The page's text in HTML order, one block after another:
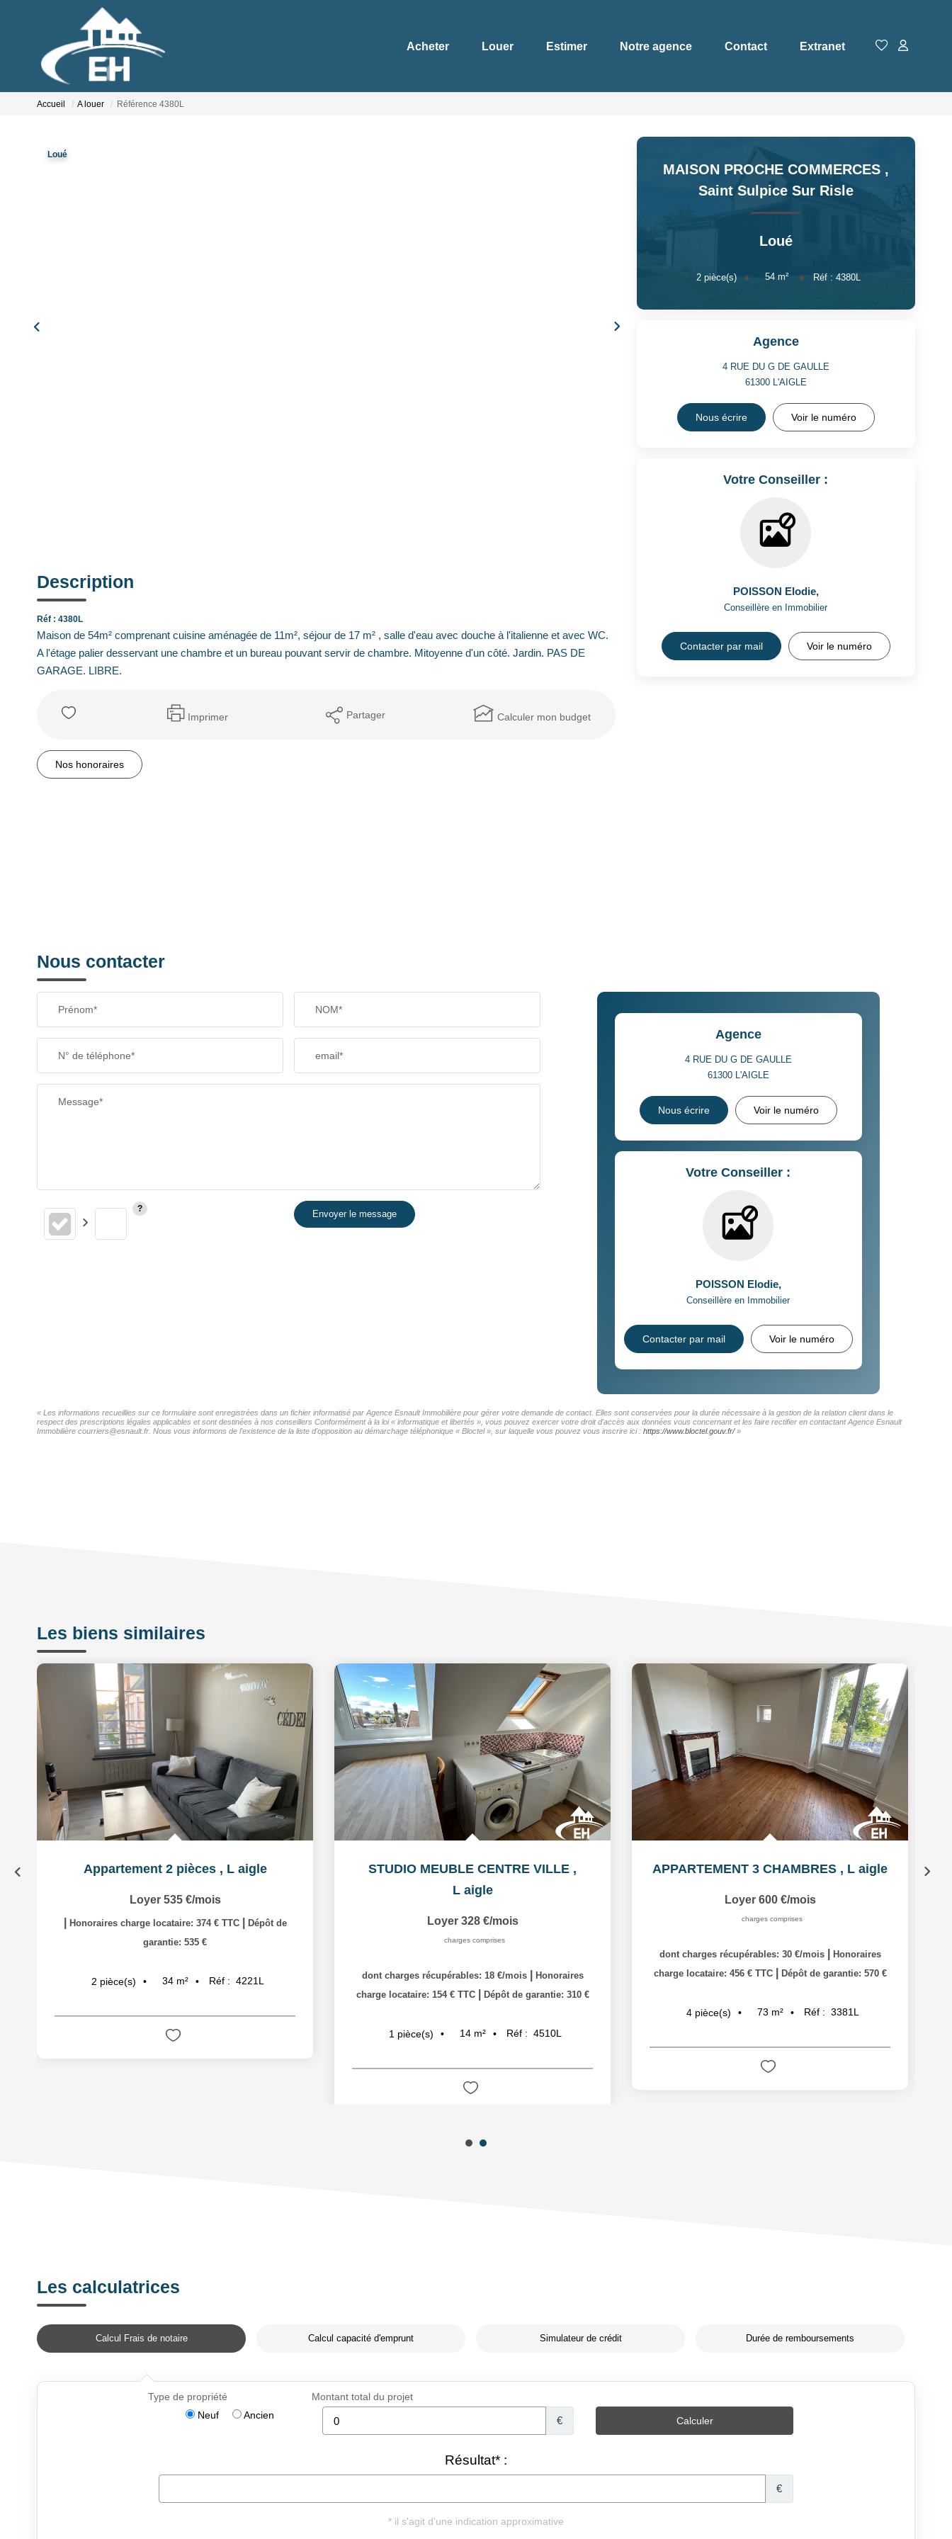
Acheter Louer Estimer Notre agence Contact Extranet
Accueil A louer Référence 4380L
Loué
Description
Réf : 4380L
Maison de 54m² comprenant cuisine aménagée de 11m², séjour de 17 m² , salle d'eau avec douche à l'italienne et avec WC.
A l'étage palier desservant une chambre et un bureau pouvant servir de chambre. Mitoyenne d'un côté. Jardin. PAS DE
GARAGE. LIBRE.
Imprimer Partager Calculer mon budget
Nos honoraires
MAISON PROCHE COMMERCES ,
Saint Sulpice Sur Risle
Loué
2pièce(s) 54m² Réf :4380L
Agence
4 RUE DU G DE GAULLE
61300 L'AIGLE
Nous écrire Voir le numéro
Votre Conseiller :
POISSON Elodie,
Conseillère en Immobilier
Contacter par mail Voir le numéro
Nous contacter
Prénom* NOM*
N° de téléphone* email*
Message*
Envoyer le message
Agence
4 RUE DU G DE GAULLE
61300 L'AIGLE
Nous écrire Voir le numéro
Votre Conseiller :
POISSON Elodie,
Conseillère en Immobilier
Contacter par mail Voir le numéro
« Les informations recueillies sur ce formulaire sont enregistrées dans un fichier informatisé par Agence Esnault Immobilière pour gérer votre demande de contact. Elles sont conservées pour la durée nécessaire à la gestion de la relation client dans le
respect des prescriptions légales applicables et sont destinées à nos conseillers Conformément à la loi « informatique et libertés », vous pouvez exercer votre droit d'accès aux données vous concernant et les faire rectifier en contactant Agence Esnault
Immobilière courriers@esnault.fr. Nous vous informons de l'existence de la liste d'opposition au démarchage téléphonique « Bloctel », sur laquelle vous pouvez vous inscrire ici : https://www.bloctel.gouv.fr/»
Les biens similaires
Appartement 2 pièces , L aigle
Loyer 535 €/mois
Honoraires charge locataire: 374 € TTC
Dépôt de
garantie: 535 €
2 pièce(s) 34 m² Réf : 4221L
STUDIO MEUBLE CENTRE VILLE ,
L aigle
Loyer 328 €/mois
charges comprises
dont charges récupérables: 18 €/mois
Honoraires
charge locataire: 154 € TTC
Dépôt de garantie: 310 €
1 pièce(s) 14 m² Réf : 4510L
APPARTEMENT 3 CHAMBRES , L aigle
Loyer 600 €/mois
charges comprises
dont charges récupérables: 30 €/mois
Honoraires
charge locataire: 456 € TTC
Dépôt de garantie: 570 €
4 pièce(s) 73 m² Réf : 3381L
Les calculatrices
Calcul Frais de notaire Calcul capacité d'emprunt Simulateur de crédit Durée de remboursements